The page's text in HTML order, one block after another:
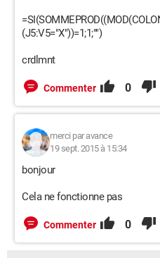
(J5:V5="X"))=1;1;"")
crdlmnt
Commenter 0
merci par avance
19 sept. 2015 à 15:34
bonjour
Cela ne fonctionne pas
Commenter 0